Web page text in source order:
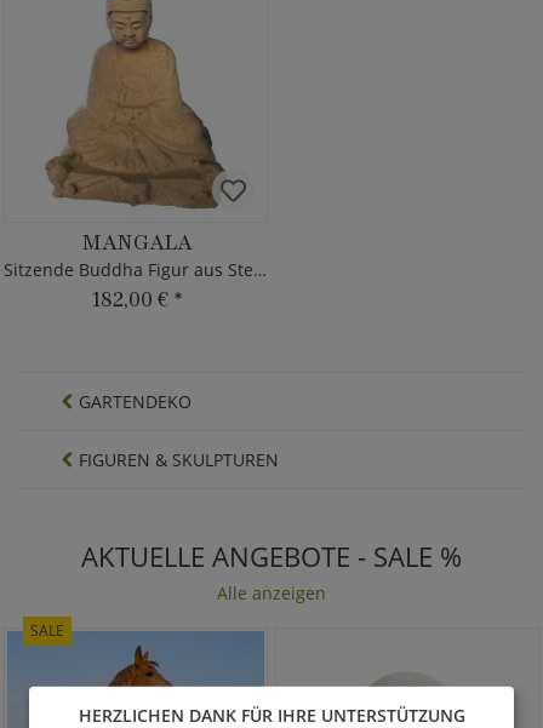
MANGALA
Sitzende Buddha Figur aus Steinguss
182,00 € *
GARTENDEKO
FIGUREN & SKULPTUREN
AKTUELLE ANGEBOTE - SALE %
Alle anzeigen
SALE
HERZLICHEN DANK FÜR IHRE UNTERSTÜTZUNG